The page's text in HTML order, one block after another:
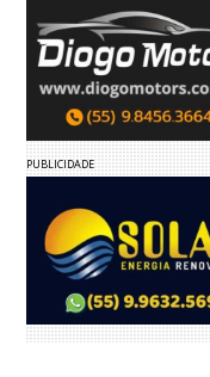
PUBLICIDADE